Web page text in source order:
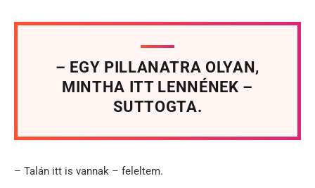
– EGY PILLANATRA OLYAN,
MINTHA ITT LENNÉNEK –
SUTTOGTA.
– Talán itt is vannak – feleltem.